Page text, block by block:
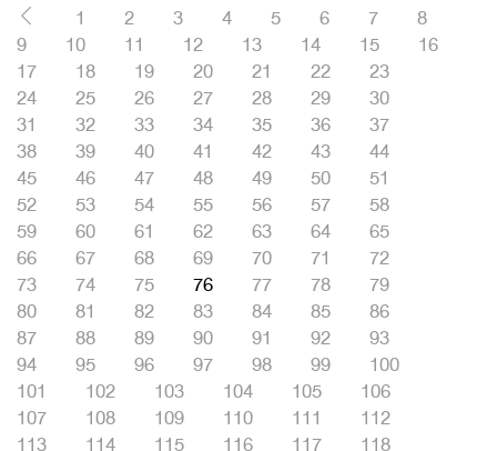
1 2 3 4 5 6 7
8
9
10 11 12 13 14 15
16
17
18 19 20 21 22
23
24
25 26 27 28 29
30
31
32 33 34 35 36
37
38
39 40 41 42 43
44
45
46 47 48 49 50
51
52
53 54 55 56 57
58
59
60 61 62 63 64
65
66
67 68 69 70 71
72
73
74 75 76 77 78
79
80
81 82 83 84 85
86
87
88 89 90 91 92
93
94
95 96 97 98 99
100
101
102 103 104 105
106
107
108 109 110 111
112
113
114 115 116 117
118